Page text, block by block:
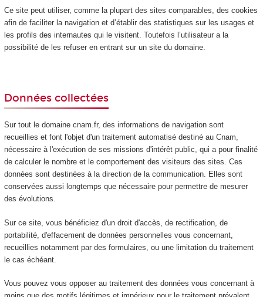
Ce site peut utiliser, comme la plupart des sites comparables, des cookies
afin de faciliter la navigation et d’établir des statistiques sur les usages et
les profils des internautes qui le visitent. Toutefois l’utilisateur a la
possibilité de les refuser en entrant sur un site du domaine.
Données collectées
Sur tout le domaine cnam.fr, des informations de navigation sont
recueillies et font l'objet d'un traitement automatisé destiné au Cnam,
nécessaire à l'exécution de ses missions d'intérêt public, qui a pour finalité
de calculer le nombre et le comportement des visiteurs des sites. Ces
données sont destinées à la direction de la communication. Elles sont
conservées aussi longtemps que nécessaire pour permettre de mesurer
des évolutions.
Sur ce site, vous bénéficiez d'un droit d'accès, de rectification, de
portabilité, d'effacement de données personnelles vous concernant,
recueillies notamment par des formulaires, ou une limitation du traitement
le cas échéant.
Vous pouvez vous opposer au traitement des données vous concernant à